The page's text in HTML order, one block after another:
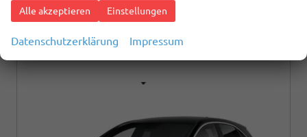
Alle akzeptieren Einstellungen
Datenschutzerklärung Impressum